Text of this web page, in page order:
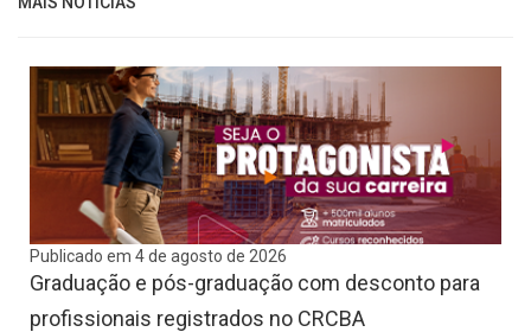
Publicado em 4 de agosto de 2026
Graduação e pós-graduação com desconto para
profissionais registrados no CRCBA